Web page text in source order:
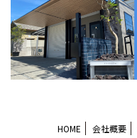
HOME 会社概要